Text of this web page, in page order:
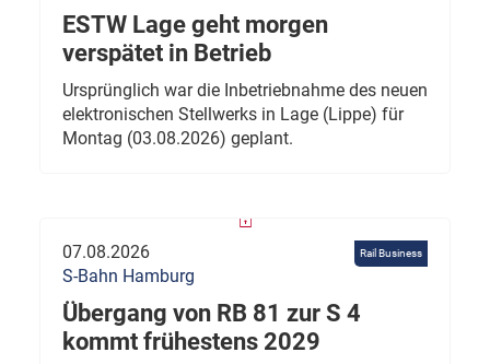
ESTW Lage geht morgen
verspätet in Betrieb
Ursprünglich war die Inbetriebnahme des neuen
elektronischen Stellwerks in Lage (Lippe) für
Montag (03.08.2026) geplant.
Rail Business
07.08.2026
S-Bahn Hamburg
Übergang von RB 81 zur S 4
kommt frühestens 2029